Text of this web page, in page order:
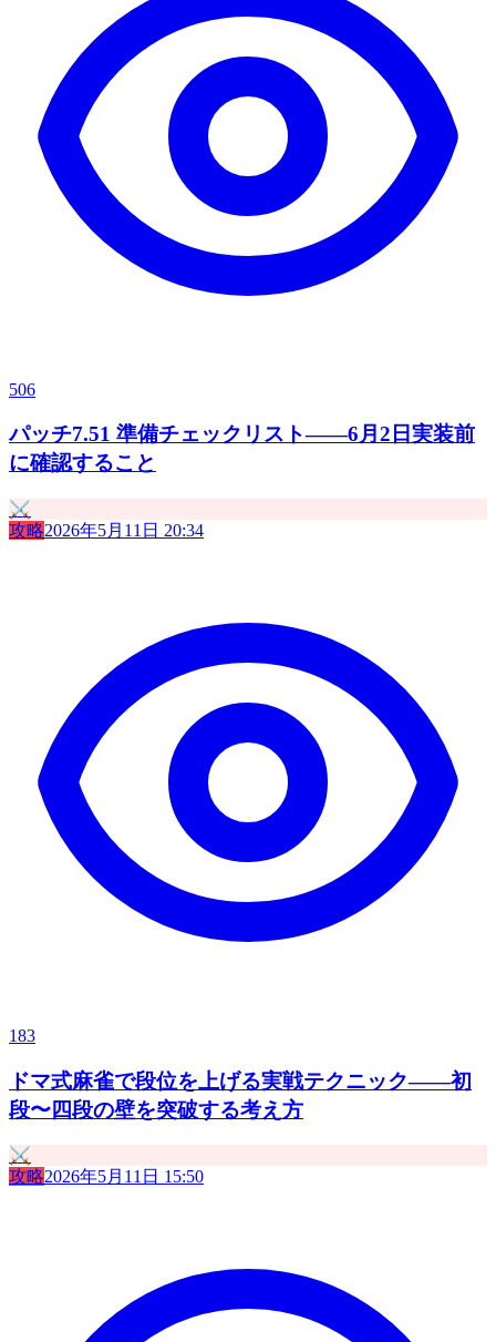
506
パッチ7.51 準備チェックリスト——6月2日実装前
に確認すること
⚔️
攻略2026年5月11日 20:34
183
ドマ式麻雀で段位を上げる実戦テクニック——初
段〜四段の壁を突破する考え方
⚔️
攻略2026年5月11日 15:50